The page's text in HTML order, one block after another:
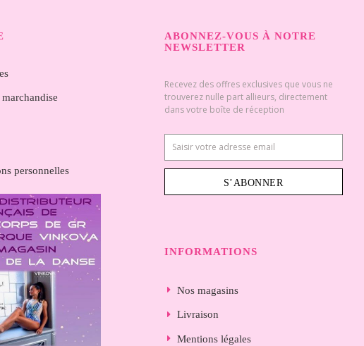
personnelles
ABONNEZ-VOUS À NOTRE
NEWSLETTER
Recevez des offres exclusives que vous ne
trouverez nulle part allieurs, directement
dans votre boîte de réception
S’ABONNER
INFORMATIONS
Nos magasins
Livraison
Mentions légales